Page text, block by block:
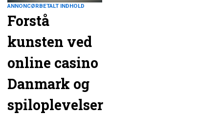
ANNONCØRBETALT INDHOLD
Forstå
kunsten ved
online casino
Danmark og
spiloplevelser